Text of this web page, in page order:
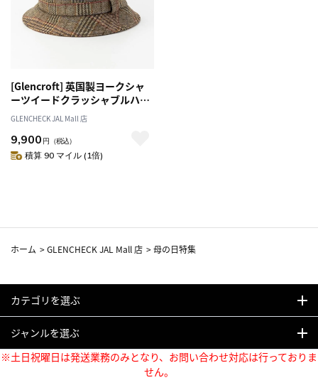
[Glencroft] 英国製ヨークシャ
ーツイードクラッシャブルハッ
ト ブラウン L
GLENCHECK JAL Mall 店
9,900 円 （税込）
積算 90 マイル (1倍)
ホーム >GLENCHECK JAL Mall 店 >母の日特集
カテゴリを選ぶ
ジャンルを選ぶ
※土日祝曜日は発送業務のみとなり、お問い合わせ対応は行っておりま
せん。